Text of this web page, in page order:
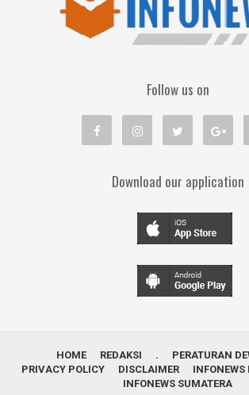
Follow us on
Download our application
HOME REDAKSI .
PERATURAN
PRIVACY POLICY
DISCLAIMER
INFONEWS
INFONEWS SUMATERA